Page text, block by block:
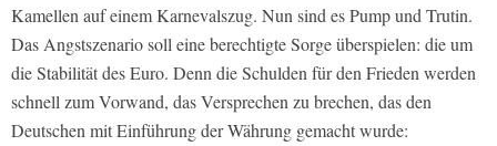
Kamellen auf einem Karnevalszug. Nun sind es Pump und Trutin.
Das Angstszenario soll eine berechtigte Sorge überspielen: die um
die Stabilität des Euro. Denn die Schulden für den Frieden werden
schnell zum Vorwand, das Versprechen zu brechen, das den
Deutschen mit Einführung der Währung gemacht wurde: